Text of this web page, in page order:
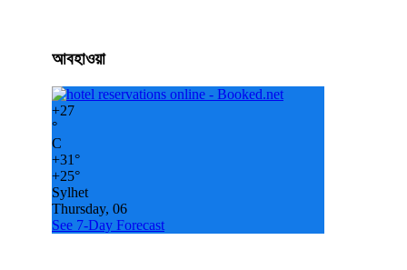
আবহাওয়া
+27
°
C
+31°
+25°
Sylhet
Thursday, 06
See 7-Day Forecast